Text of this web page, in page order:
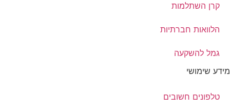
קרן השתלמות
הלוואות חברתיות
גמל להשקעה
מידע שימושי
טלפונים חשובים